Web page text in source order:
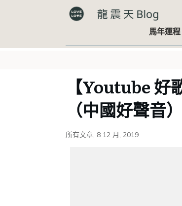
馬年運程
【Youtube 好
（中國好聲音）
所有文章, 8 12 月, 2019